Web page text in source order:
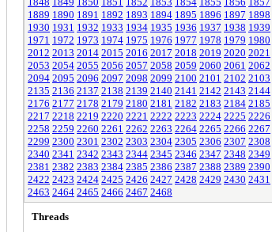
1889 1890 1891 1892 1893 1894 1895 1896 1897 1898
1930 1931 1932 1933 1934 1935 1936 1937 1938 1939
1971 1972 1973 1974 1975 1976 1977 1978 1979 1980
2012 2013 2014 2015 2016 2017 2018 2019 2020 2021
2053 2054 2055 2056 2057 2058 2059 2060 2061 2062
2094 2095 2096 2097 2098 2099 2100 2101 2102 2103
2135 2136 2137 2138 2139 2140 2141 2142 2143 2144
2176 2177 2178 2179 2180 2181 2182 2183 2184 2185
2217 2218 2219 2220 2221 2222 2223 2224 2225 2226
2258 2259 2260 2261 2262 2263 2264 2265 2266 2267
2299 2300 2301 2302 2303 2304 2305 2306 2307 2308
2340 2341 2342 2343 2344 2345 2346 2347 2348 2349
2381 2382 2383 2384 2385 2386 2387 2388 2389 2390
2422 2423 2424 2425 2426 2427 2428 2429 2430 2431
2463 2464 2465 2466 2467 2468
Threads